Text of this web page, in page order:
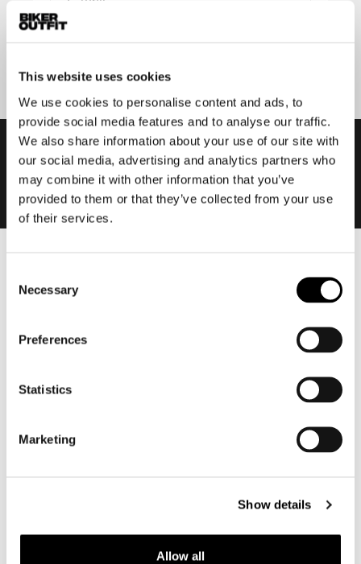
This website uses cookies
We use cookies to personalise content and ads, to
provide social media features and to analyse our traffic.
We also share information about your use of our site with
our social media, advertising and analytics partners who
may combine it with other information that you’ve
provided to them or that they’ve collected from your use
of their services.
Selection
Necessary
Preferences
Statistics
Marketing
Show details
Allow all
Motorkleding heren
Motorbroek heren
Motorhelm heren